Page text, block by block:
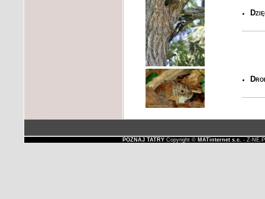
POZNAJ TATRYCopyright © MATinternet s.c. - Z-